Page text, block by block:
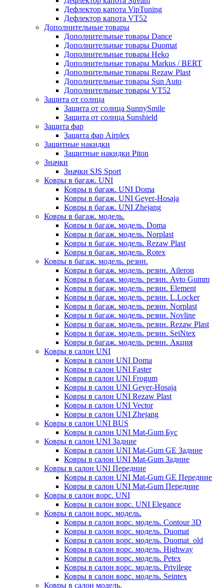
Дефлектор капота VipTuning
Дефлектор капота VT52
Дополнительные товары
Дополнительные товары Dance
Дополнительные товары Duomat
Дополнительные товары Heko
Дополнительные товары Markus / BERT
Дополнительные товары Rezaw Plast
Дополнительные товары Sun Auto
Дополнительные товары VT52
Защита от солнца
Защита от солнца SunnySmile
Защита от солнца Sunshield
Защита фар
Защита фар Airplex
Защитные накидки
Защитные накидки Piton
Значки
Значки SJS Sport
Ковры в багаж. UNI
Ковры в багаж. UNI Doma
Ковры в багаж. UNI Geyer-Hosaja
Ковры в багаж. UNI Zhejang
Ковры в багаж. модель.
Ковры в багаж. модель. Doma
Ковры в багаж. модель. Norplast
Ковры в багаж. модель. Rezaw Plast
Ковры в багаж. модель. Rotex
Ковры в багаж. модель. резин.
Ковры в багаж. модель. резин. Aileron
Ковры в багаж. модель. резин. Avto Gumm
Ковры в багаж. модель. резин. Element
Ковры в багаж. модель. резин. L.Locker
Ковры в багаж. модель. резин. Norplast
Ковры в багаж. модель. резин. Novline
Ковры в багаж. модель. резин. Rezaw Plast
Ковры в багаж. модель. резин. SeiNtex
Ковры в багаж. модель. резин. Акция
Ковры в салон UNI
Ковры в салон UNI Doma
Ковры в салон UNI Faster
Ковры в салон UNI Frogum
Ковры в салон UNI Geyer-Hosaja
Ковры в салон UNI Rezaw Plast
Ковры в салон UNI Vector
Ковры в салон UNI Zhejang
Ковры в салон UNI BUS
Ковры в салон UNI Mat-Gum Бус
Ковры в салон UNI Задние
Ковры в салон UNI Mat-Gum GE Задние
Ковры в салон UNI Mat-Gum Задние
Ковры в салон UNI Передние
Ковры в салон UNI Mat-Gum GE Передние
Ковры в салон UNI Mat-Gum Передние
Ковры в салон ворс. UNI
Ковры в салон ворс. UNI Elegance
Ковры в салон ворс. модель.
Ковры в салон ворс. модель. Contour 3D
Ковры в салон ворс. модель. Duomat
Ковры в салон ворс. модель. Duomat_old
Ковры в салон ворс. модель. Highway
Ковры в салон ворс. модель. Petex
Ковры в салон ворс. модель. Privilege
Ковры в салон ворс. модель. Seintex
Ковры в салон модель.